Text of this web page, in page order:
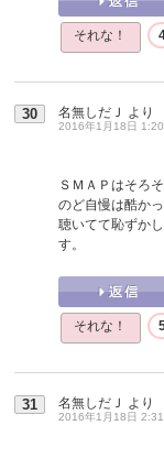
それな！
30 名無しだＪ より
2016年1月18日
ＳＭＡＰはそろ
のど自慢は酷かっ
聴いてて恥ずか
す。
それな！
31 名無しだＪ より
2016年1月18日